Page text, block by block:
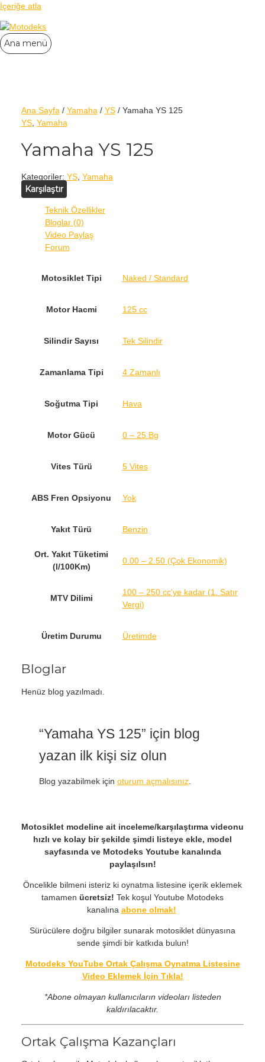
İçeriğe atla
Ana menü
Ana Sayfa / Yamaha / YS/ Yamaha YS 125
YS, Yamaha
Yamaha YS 125
Kategoriler: YS, Yamaha
Karşılaştır
Teknik Özellikler
Bloglar (0)
Video Paylaş
Forum
Motosiklet Tipi Naked / Standard
Motor Hacmi 125 cc
Silindir Sayısı Tek Silindir
Zamanlama Tipi 4 Zamanlı
Soğutma Tipi Hava
Motor Gücü 0 – 25 Bg
Vites Türü 5 Vites
ABS Fren Opsiyonu Yok
Yakıt Türü Benzin
Ort. Yakıt Tüketimi
(l/100Km)
0.00 – 2.50 (Çok Ekonomik)
MTV Dilimi
100 – 250 cc'ye kadar (1. Satır
Vergi)
Üretim Durumu Üretimde
Bloglar
Henüz blog yazılmadı.
“Yamaha YS 125” için blog
yazan ilk kişi siz olun
Blog yazabilmek için oturum açmalısınız.
Motosiklet modeline ait inceleme/karşılaştırma videonu
hızlı ve kolay bir şekilde şimdi listeye ekle, model
sayfasında ve Motodeks Youtube kanalında
paylaşılsın!
Öncelikle bilmeni isteriz ki oynatma listesine içerik eklemek
tamamen ücretsiz! Tek koşul Youtube Motodeks
kanalına abone olmak!
Sürücülere doğru bilgiler sunarak motosiklet dünyasına
sende şimdi bir katkıda bulun!
Motodeks YouTube Ortak Çalışma Oynatma Listesine
Video Eklemek İçin Tıkla!
*Abone olmayan kullanıcıların videoları listeden
kaldırılacaktır.
Ortak Çalışma Kazançları